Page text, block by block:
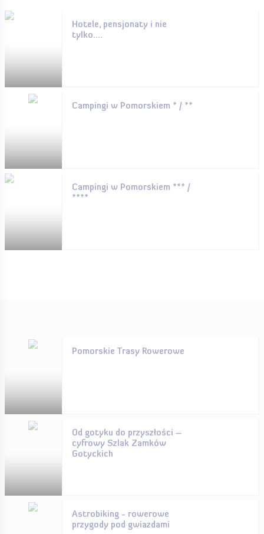
Hotele, pensjonaty i nie
tylko....
Campingi w Pomorskiem * / **
Campingi w Pomorskiem *** /
****
Pomorskie Trasy Rowerowe
Od gotyku do przyszłości –
cyfrowy Szlak Zamków
Gotyckich
Astrobiking - rowerowe
przygody pod gwiazdami